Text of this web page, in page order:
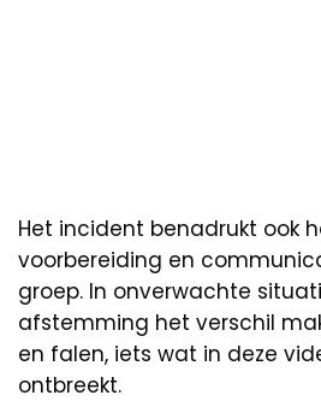
Het incident benadrukt ook
voorbereiding en
groep. In onverwachte
afstemming het verschil
en falen, iets wat in deze
ontbreekt.